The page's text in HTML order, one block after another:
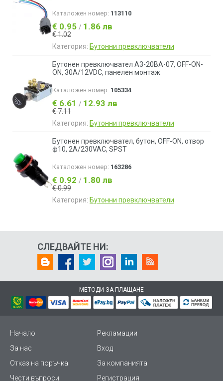
Каталожен номер: 113110
€ 0.95 / 1.86 лв
€ 1.02
Категория: Бутонни превключватели
Бутонен превключвател A3-20BA-07, OFF-ON-
ON, 30А/12VDC, панелен монтаж
Каталожен номер: 105334
€ 6.61 / 12.93 лв
€ 7.11
Категория: Бутонни превключватели
Бутонен превключвател, бутон, OFF-ON, отвор
ф10, 2A/230VAC, SPST
Каталожен номер: 163286
€ 0.92 / 1.80 лв
€ 0.99
Категория: Бутонни превключватели
СЛЕДВАЙТЕ НИ:
МЕТОДИ ЗА ПЛАЩАНЕ
Начало
Рекламации
За нас
Вход
Отказ на поръчка
За компанията
Чести въпроси
Регистрация